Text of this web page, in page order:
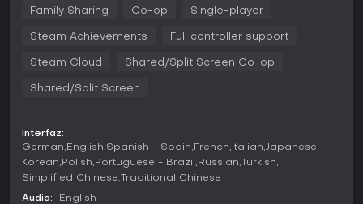
para correr, saltar y realizar acciones como cabezazos,
objetos o personajes. Estas mecánicas te dan la posibilidad
reacciones en cadena que generan cada vez más caos.
forma creativa, lo que invita a repetir las partidas para
Los mutadores constituyen un sistema clave que modifica la
forma y las habilidades de Pilgor. Desde un menú específico
puedes seleccionar y combinar las variantes
desbloqueadas, cada una con características propias que
Family Sharing Co-op Single-player
Steam Achievements Full controller support
Steam Cloud Shared/Split Screen Co-op
Shared/Split Screen
Interfaz:
German English Spanish - Spain French Italian Japanese
Korean Polish Portuguese - Brazil Russian
Turkish
Simplified Chinese
Traditional Chinese
Audio: English